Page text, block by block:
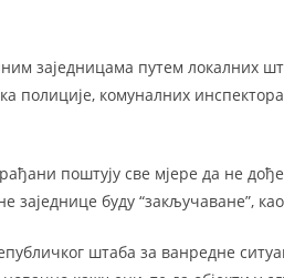
заједницама путем локалних
полиције, комуналних
поштују све мјере да не
заједнице буду “закључаване”,
штаба за ванредне